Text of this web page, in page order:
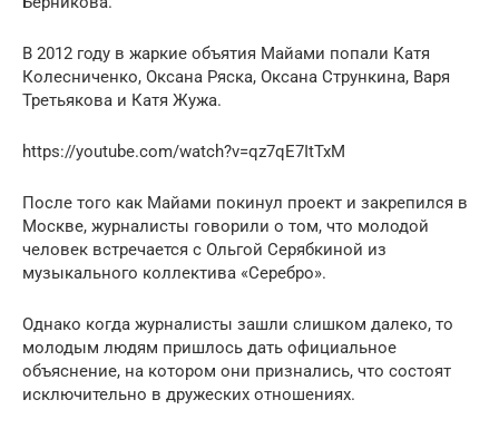
В 2012 году в жаркие объятия Майами попали Катя
Колесниченко, Оксана Ряска, Оксана Стрункина, Варя
Третьякова и Катя Жужа.
https://youtube.com/watch?v=qz7qE7ItTxM
После того как Майами покинул проект и закрепился в
Москве, журналисты говорили о том, что молодой
человек встречается с Ольгой Серябкиной из
музыкального коллектива «Серебро».
Однако когда журналисты зашли слишком далеко, то
молодым людям пришлось дать официальное
объяснение, на котором они признались, что состоят
исключительно в дружеских отношениях.